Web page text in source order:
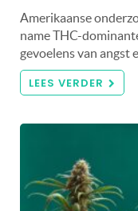
Amerikaanse
name THC-
gevoelens van angst
LEES VERDER